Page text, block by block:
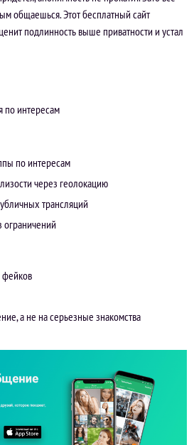
общаешься. Этот бесплатный сайт
подлинность выше приватности и устал
по интересам
по интересам
через геолокацию
трансляций
фейков
а не на серьезные знакомства